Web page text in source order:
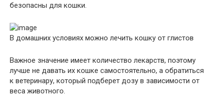
безопасны для кошки.
В домашних условиях можно лечить кошку от глистов
Важное значение имеет количество лекарств, поэтому
лучше не давать их кошке самостоятельно, а обратиться
к ветеринару, который подберет дозу в зависимости от
веса животного.